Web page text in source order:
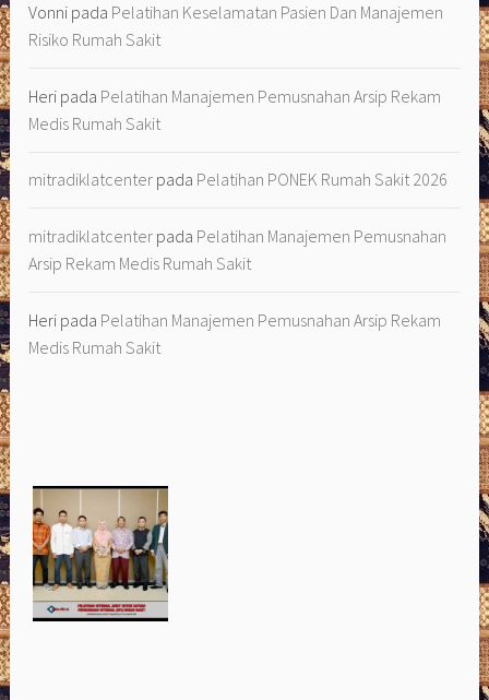
Vonni pada Pelatihan Keselamatan Pasien Dan Manajemen
Risiko Rumah Sakit
Heri pada Pelatihan Manajemen Pemusnahan Arsip Rekam
Medis Rumah Sakit
mitradiklatcenter pada Pelatihan PONEK Rumah Sakit 2026
mitradiklatcenter pada Pelatihan Manajemen Pemusnahan
Arsip Rekam Medis Rumah Sakit
Heri pada Pelatihan Manajemen Pemusnahan Arsip Rekam
Medis Rumah Sakit